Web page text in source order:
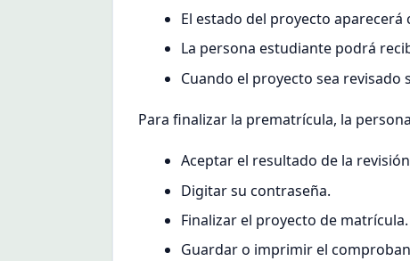
El estado del proyecto aparecerá
La persona estudiante podrá
Cuando el proyecto sea
Para finalizar la prematrícula, la
Aceptar el resultado de la
Digitar su contraseña.
Finalizar el proyecto de matrícula.
Guardar o imprimir el